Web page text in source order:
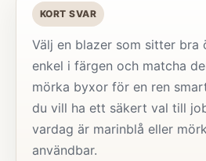
KORT SVAR
Välj en blazer som sitter bra
enkel i färgen och matcha
mörka byxor för en ren
du vill ha ett säkert val till
vardag är marinblå eller
användbar.